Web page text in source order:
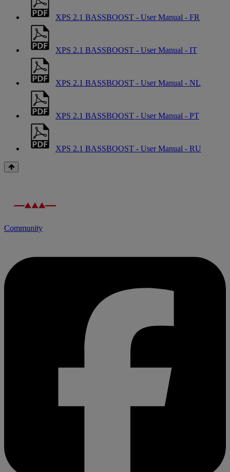
XPS 2.1 BASSBOOST - User Manual - FR
XPS 2.1 BASSBOOST - User Manual - IT
XPS 2.1 BASSBOOST - User Manual - NL
XPS 2.1 BASSBOOST - User Manual - PT
XPS 2.1 BASSBOOST - User Manual - RU
Community